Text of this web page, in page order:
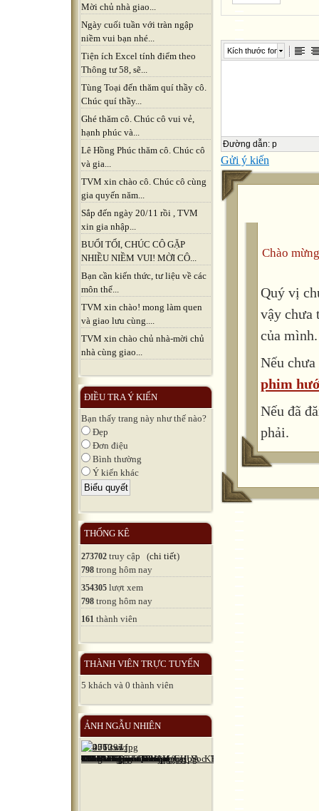
Mời chủ nhà giao...
Ngày cuối tuần với tràn ngập
niềm vui bạn nhé...
Tiện ích Excel tính điểm theo
Thông tư 58, sẽ...
Tùng Toại đến thăm quí thầy cô.
Chúc quí thầy...
Ghé thăm cô. Chúc cô vui vẻ,
hạnh phúc và...
Lê Hồng Phúc thăm cô. Chúc cô
và gia...
TVM xin chào cô. Chúc cô cùng
gia quyến năm...
Sắp đến ngày 20/11 rồi , TVM
xin gia nhập...
BUỔI TỐI, CHÚC CÔ GẶP
NHIỀU NIỀM VUI! MỜI CÔ...
Bạn cần kiến thức, tư liệu về các
môn thể...
TVM xin chào! mong làm quen
và giao lưu cùng....
TVM xin chào chủ nhà-mời chủ
nhà cùng giao...
ĐIỀU TRA Ý KIẾN
Bạn thấy trang này như thế nào?
Đẹp
Đơn điệu
Bình thường
Ý kiến khác
THỐNG KÊ
273702 truy cập (chi tiết)
798 trong hôm nay
354305 lượt xem
798 trong hôm nay
161 thành viên
THÀNH VIÊN TRỰC TUYẾN
5 khách và 0 thành viên
ẢNH NGẪU NHIÊN
Kích thước font
Đường dẫn: p
Gửi ý kiến
Chào
Quý vị
vậy chưa
của mình.
Nếu
phim
Nếu đã
phải.